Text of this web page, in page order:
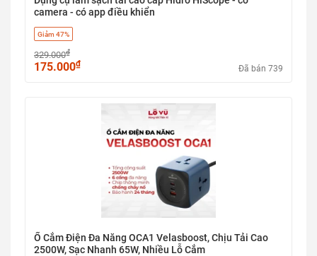
camera - có app điều khiển
Giảm 47%
329.000₫
175.000₫ Đã bán 739
Ổ Cắm Điện Đa Năng OCA1 Velasboost, Chịu Tải Cao
2500W, Sạc Nhanh 65W, Nhiều Lỗ Cắm